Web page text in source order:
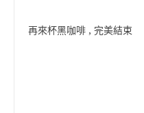
再來杯黑咖啡 , 完美結束